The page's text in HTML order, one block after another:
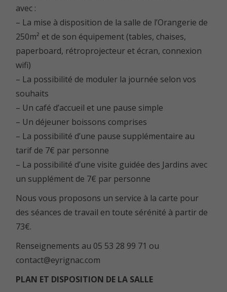
avec :
– La mise à disposition de la salle de l’Orangerie de
250m² et de son équipement (tables, chaises,
paperboard, rétroprojecteur et écran, connexion
wifi)
– La possibilité de moduler la journée selon vos
souhaits
– Un café d’accueil et une pause simple
– Un déjeuner boissons comprises
– La possibilité d’une pause supplémentaire au
tarif de 7€ par personne
– La possibilité d’une visite guidée des Jardins avec
un supplément de 7€ par personne
Nous vous proposons un service à la carte pour
des séances de travail en toute sérénité à partir de
73€.
Renseignements au 05 53 28 99 71 ou
contact@eyrignac.com
PLAN ET DISPOSITION DE LA SALLE